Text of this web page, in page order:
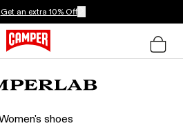
Get an extra 10% Off
shoes